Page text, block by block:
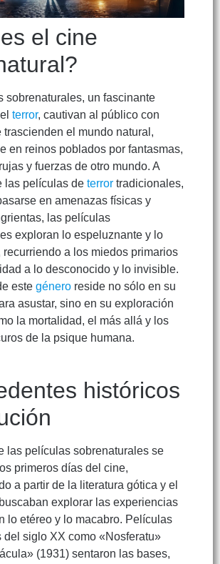
el cine
sobrenaturales, un fascinante
terror, cautivan al público con
trascienden el mundo natural,
en reinos poblados por fantasmas,
y fuerzas de otro mundo. A
las películas de terror tradicionales,
en amenazas físicas y
las películas
exploran lo espeluznante y lo
a los miedos primarios
a lo desconocido y lo invisible.
este género reside no sólo en su
asustar, sino en su exploración
la mortalidad, el más allá y los
de la psique humana.
históricos
las películas sobrenaturales se
primeros días del cine,
a partir de la literatura gótica y el
explorar las experiencias
lo etéreo y lo macabro. Películas
del siglo XX como «Nosferatu»
(1931) sentaron las bases,